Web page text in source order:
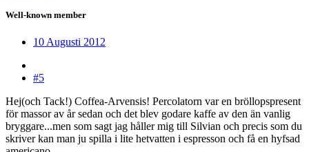
Well-known member
10 Augusti 2012
#5
Hej(och Tack!) Coffea-Arvensis! Percolatorn var en bröllopspresent
för massor av år sedan och det blev godare kaffe av den än vanlig
bryggare...men som sagt jag håller mig till Silvian och precis som du
skriver kan man ju spilla i lite hetvatten i espresson och få en hyfsad